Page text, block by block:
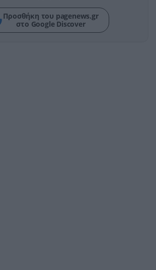
Προσθήκη του pagenews.gr
στο Google Discover